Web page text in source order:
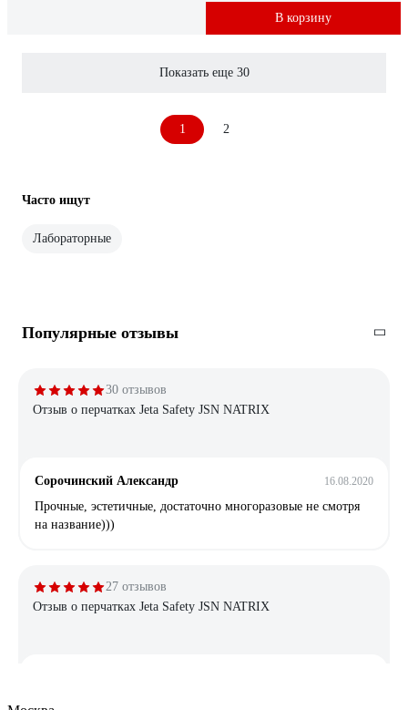
В корзину
Показать еще 30
1 2
Часто ищут
Лабораторные
Популярные отзывы
30 отзывов
Отзыв о перчатках Jeta Safety JSN NATRIX
Сорочинский Александр 16.08.2020
Прочные, эстетичные, достаточно многоразовые не смотря
на название)))
27 отзывов
Отзыв о перчатках Jeta Safety JSN NATRIX